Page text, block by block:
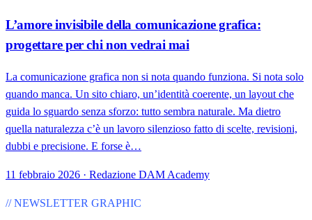
L’amore invisibile della comunicazione grafica:
progettare per chi non vedrai mai
La comunicazione grafica non si nota quando funziona. Si nota solo
quando manca. Un sito chiaro, un’identità coerente, un layout che
guida lo sguardo senza sforzo: tutto sembra naturale. Ma dietro
quella naturalezza c’è un lavoro silenzioso fatto di scelte, revisioni,
dubbi e precisione. E forse è…
11 febbraio 2026 · Redazione DAM Academy
// NEWSLETTER GRAPHIC